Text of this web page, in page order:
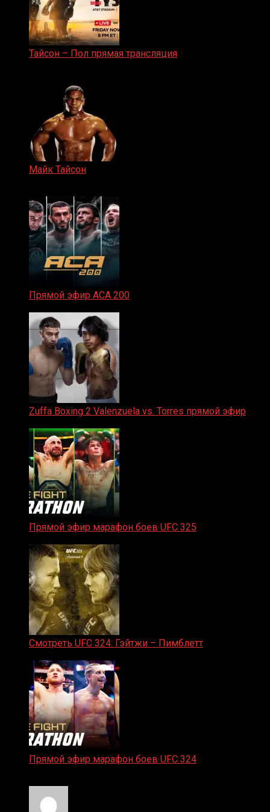
Тайсон – Пол прямая трансляция
Майк Тайсон
Прямой эфир ACA 200
Zuffa Boxing 2 Valenzuela vs. Torres прямой эфир
Прямой эфир марафон боев UFC 325
Смотреть UFC 324: Гэйтжи – Пимблетт
Прямой эфир марафон боев UFC 324